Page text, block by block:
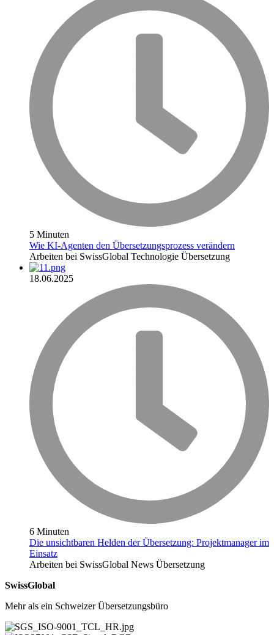
5 Minuten
Wie KI-Agenten den Übersetzungsprozess verändern
Arbeiten bei SwissGlobal Technologie Übersetzung
18.06.2025
6 Minuten
Die unsichtbaren Helden der Übersetzung: Projektmanager im
Einsatz
Arbeiten bei SwissGlobal News Übersetzung
SwissGlobal
Mehr als ein Schweizer Übersetzungsbüro